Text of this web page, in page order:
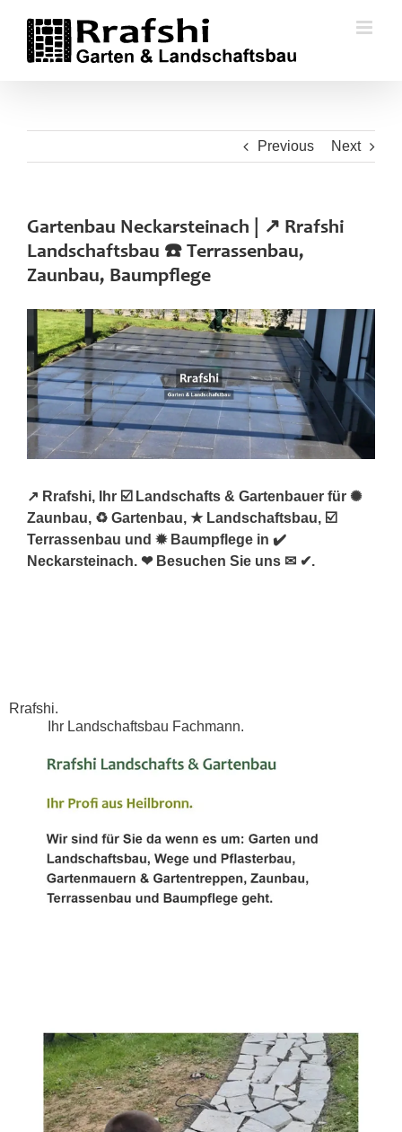
content
Previous Next
Gartenbau Neckarsteinach | ↗️ Rrafshi
Landschaftsbau ☎️ Terrassenbau,
Zaunbau, Baumpflege
↗️ Rrafshi, Ihr ☑️ Landschafts & Gartenbauer für ✺
Zaunbau, ♻ Gartenbau, ★ Landschaftsbau, ☑️
Terrassenbau und ✹ Baumpflege in ✔️
Neckarsteinach. ❤ Besuchen Sie uns ✉ ✔.
Rrafshi.
Ihr Landschaftsbau Fachmann.